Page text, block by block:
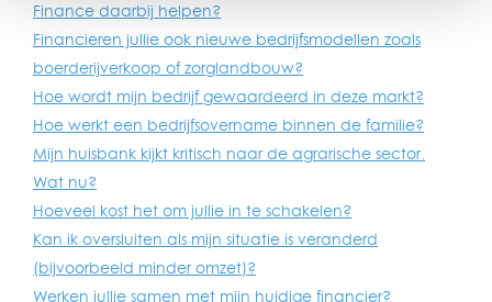
Finance daarbij helpen?
Financieren jullie ook nieuwe bedrijfsmodellen zoals
boerderijverkoop of zorglandbouw?
Hoe wordt mijn bedrijf gewaardeerd in deze markt?
Hoe werkt een bedrijfsovername binnen de familie?
Mijn huisbank kijkt kritisch naar de agrarische sector.
Wat nu?
Hoeveel kost het om jullie in te schakelen?
Kan ik oversluiten als mijn situatie is veranderd
(bijvoorbeeld minder omzet)?
Werken jullie samen met mijn huidige financier?